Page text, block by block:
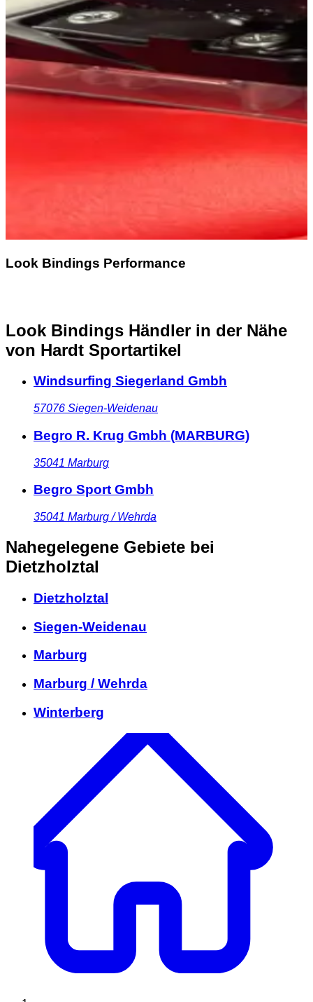
Look Bindings Performance
Look Bindings Händler in der Nähe
von Hardt Sportartikel
Windsurfing Siegerland Gmbh
57076 Siegen-Weidenau
Begro R. Krug Gmbh (MARBURG)
35041 Marburg
Begro Sport Gmbh
35041 Marburg / Wehrda
Nahegelegene Gebiete bei
Dietzholztal
Dietzholztal
Siegen-Weidenau
Marburg
Marburg / Wehrda
Winterberg